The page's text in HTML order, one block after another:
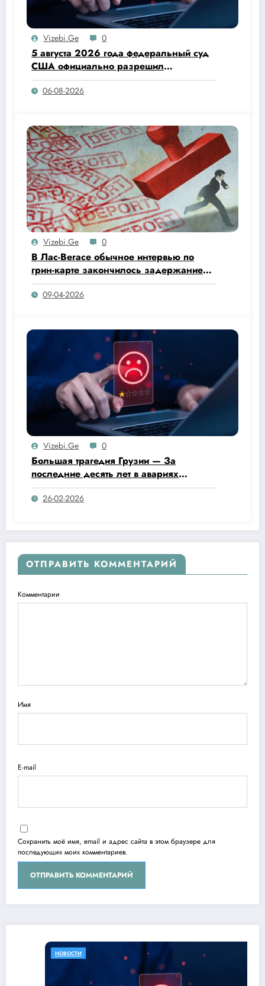
Vizebi.ge 0
5 августа 2026 года федеральный суд
США официально разрешил
администрации Дональда Трампа
прекратить действие программы
06-08-2026
Vizebi.ge 0
В Лас-Вегасе обычное интервью по
грин-карте закончилось задержанием
и депортацией.
09-04-2026
Vizebi.ge 0
Большая трагедия Грузии — За
последние десять лет в авариях
погибли 5 324 человека.
26-02-2026
ОТПРАВИТЬ КОММЕНТАРИЙ
Комментарии
Имя
E-mail
Сохранить моё имя, email и адрес сайта в этом браузере для
последующих моих комментариев.